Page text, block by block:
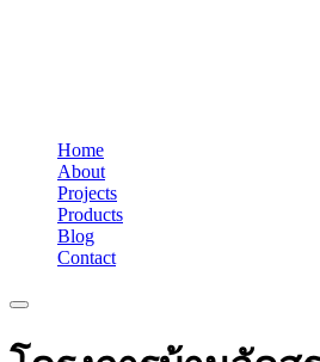
Home
About
Projects
Products
Blog
Contact